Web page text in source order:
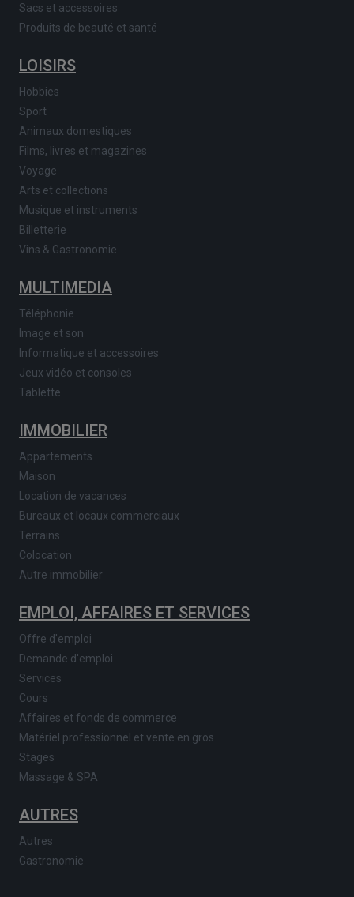
Sacs et accessoires
Produits de beauté et santé
LOISIRS
Hobbies
Sport
Animaux domestiques
Films, livres et magazines
Voyage
Arts et collections
Musique et instruments
Billetterie
Vins & Gastronomie
MULTIMEDIA
Téléphonie
Image et son
Informatique et accessoires
Jeux vidéo et consoles
Tablette
IMMOBILIER
Appartements
Maison
Location de vacances
Bureaux et locaux commerciaux
Terrains
Colocation
Autre immobilier
EMPLOI, AFFAIRES ET SERVICES
Offre d'emploi
Demande d'emploi
Services
Cours
Affaires et fonds de commerce
Matériel professionnel et vente en gros
Stages
Massage & SPA
AUTRES
Autres
Gastronomie